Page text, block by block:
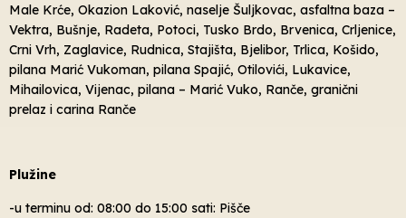
Male Krće, Okazion Laković, naselje Šuljkovac, asfaltna baza –
Vektra, Bušnje, Radeta, Potoci, Tusko Brdo, Brvenica, Crljenice,
Crni Vrh, Zaglavice, Rudnica, Stajišta, Bjelibor, Trlica, Košido,
pilana Marić Vukoman, pilana Spajić, Otilovići, Lukavice,
Mihailovica, Vijenac, pilana – Marić Vuko, Ranče, granični
prelaz i carina Ranče
Plužine
-u terminu od: 08:00 do 15:00 sati: Pišče